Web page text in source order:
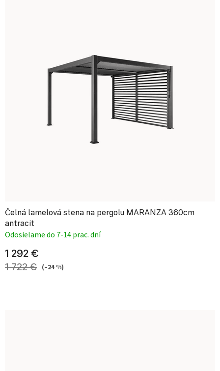
Čelná lamelová stena na pergolu MARANZA 360cm
antracit
Odosielame do 7-14 prac. dní
1 292 €
1 722 € (–24 %)